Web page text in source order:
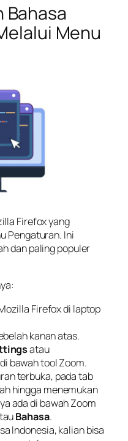
Bahasa
Menu
Firefox yang
Pengaturan. Ini
dan paling populer
Firefox di laptop
kanan atas.
atau
bawah tool Zoom.
terbuka, pada tab
hingga menemukan
ada di bawah Zoom
Bahasa.
Indonesia, kalian bisa